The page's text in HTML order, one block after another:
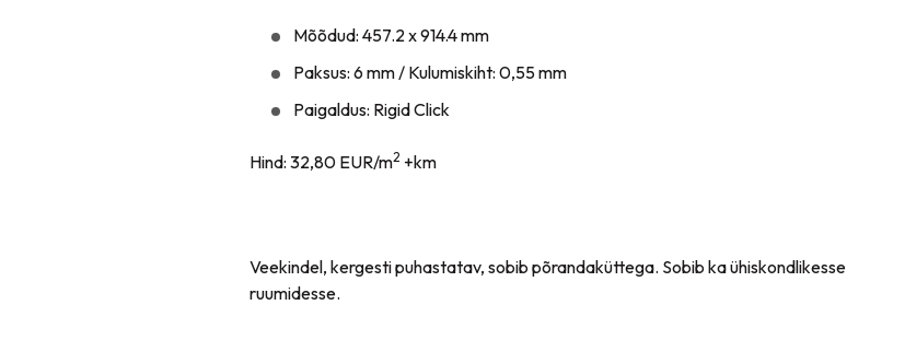
Mõõdud: 457.2 x 914.4 mm
Paksus: 6 mm / Kulumiskiht: 0,55 mm
Paigaldus: Rigid Click
Hind: 32,80 EUR/m2 +km
Veekindel, kergesti puhastatav, sobib põrandaküttega. Sobib ka ühiskondlikesse
ruumidesse.